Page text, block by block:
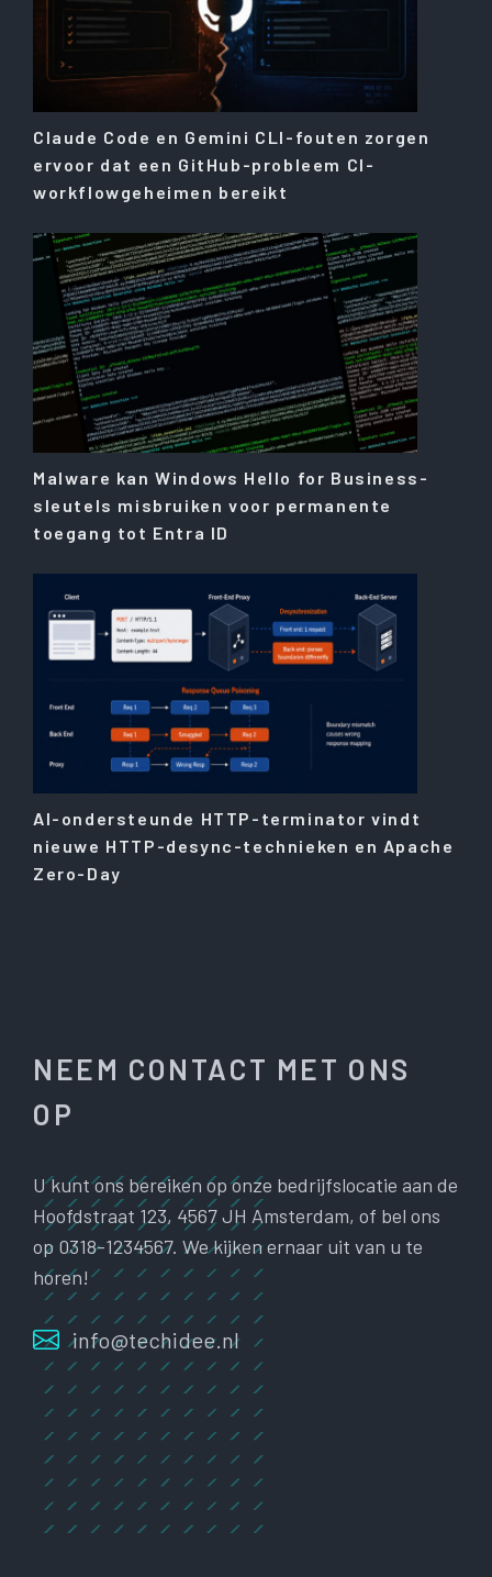
Claude Code en Gemini CLI-fouten zorgen
ervoor dat een GitHub-probleem CI-
workflowgeheimen bereikt
Malware kan Windows Hello for Business-
sleutels misbruiken voor permanente
toegang tot Entra ID
AI-ondersteunde HTTP-terminator vindt
nieuwe HTTP-desync-technieken en Apache
Zero-Day
NEEM CONTACT MET ONS
OP
U kunt ons bereiken op onze bedrijfslocatie aan de
Hoofdstraat 123, 4567 JH Amsterdam, of bel ons
op 0318-1234567. We kijken ernaar uit van u te
horen!
info@techidee.nl